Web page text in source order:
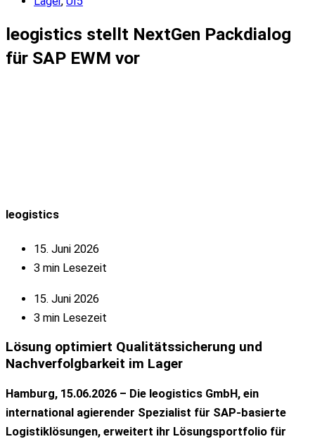
leogistics stellt NextGen Packdialog
für SAP EWM vor
leogistics
15. Juni 2026
3 min Lesezeit
15. Juni 2026
3 min Lesezeit
Lösung optimiert Qualitätssicherung und
Nachverfolgbarkeit im Lager
Hamburg, 15.06.2026 – Die leogistics GmbH, ein
international agierender Spezialist für SAP-basierte
Logistiklösungen, erweitert ihr Lösungsportfolio für